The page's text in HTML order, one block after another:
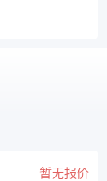
暂无报价